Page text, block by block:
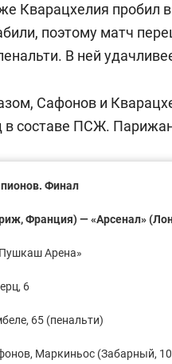
Кварацхелия пробил
поэтому матч
В ней
Сафонов и
в составе ПСЖ.
Финал
Франция) — «Арсенал»
Арена»
6
65 (пенальти)
Маркиньос (Забарный,